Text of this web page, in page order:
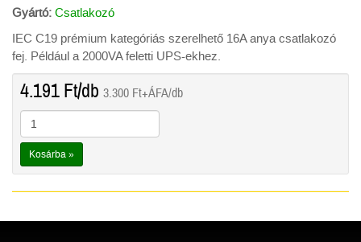
Gyártó: Csatlakozó
IEC C19 prémium kategóriás szerelhető 16A anya csatlakozó
fej. Például a 2000VA feletti UPS-ekhez.
4.191Ft/db 3.300 Ft+ÁFA/db
Kosárba »